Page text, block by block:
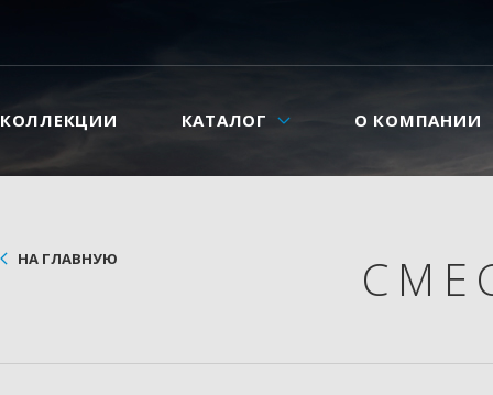
КОЛЛЕКЦИИ КАТАЛОГ О КОМПАНИИ
НА ГЛАВНУЮ